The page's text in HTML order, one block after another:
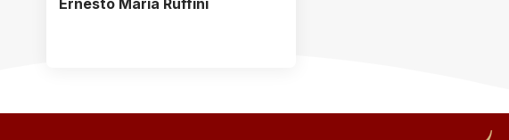
Ernesto Maria Ruffini